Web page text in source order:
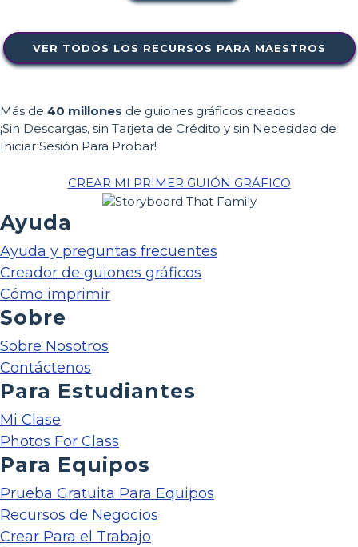
VER TODOS LOS RECURSOS PARA MAESTROS
Más de 40 millones de guiones gráficos creados
¡Sin Descargas, sin Tarjeta de Crédito y sin Necesidad de
Iniciar Sesión Para Probar!
CREAR MI PRIMER GUIÓN GRÁFICO
Ayuda
Ayuda y preguntas frecuentes
Creador de guiones gráficos
Cómo imprimir
Sobre
Sobre Nosotros
Contáctenos
Para Estudiantes
Mi Clase
Photos For Class
Para Equipos
Prueba Gratuita Para Equipos
Recursos de Negocios
Crear Para el Trabajo